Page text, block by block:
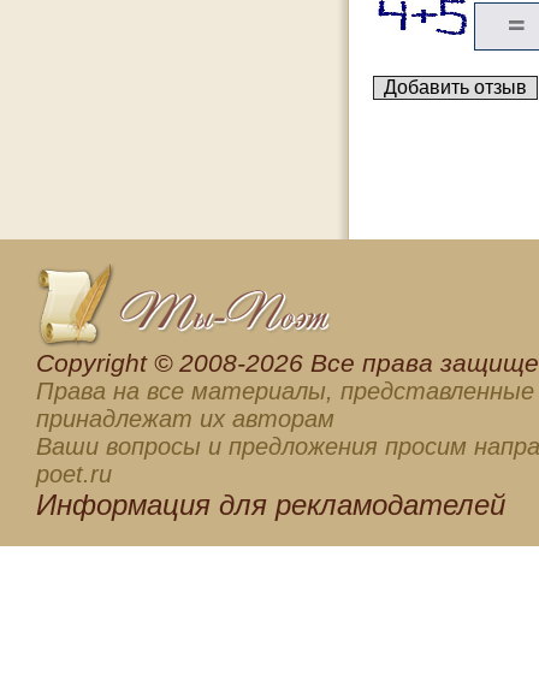
Сopyright © 2008-2026 Все права
Права на все материалы, представленные
принадлежат их авторам
Ваши вопросы и предложения просим
poet.ru
Информация для рекламодателей